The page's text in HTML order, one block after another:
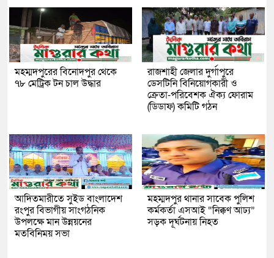
মহম্মদপুরের বিনোদপুর থেকে
৭৮ মেট্রিক টন চাল উদ্ধার
রাজশাহী জেলার দুর্গাপুরে
ডেসটিনি বিনিয়োগকারী ও
ক্রেতা-পরিবেশক ঐক্য ফোরাম
(ডিডাফ) কমিটি গঠন
আদিতমারীতে সুইড বাংলাদেশ
রংপুর বিভাগীয় সাংগঠনিক
উপলক্ষে মান উন্নয়নের
মতবিনিময় সভা
মহম্মদপুর থানার সাবেক পুলিশ
কর্মকর্তা এসআই “নিক্কণ আঢ্য”
সড়ক দূর্ঘটনায় নিহত